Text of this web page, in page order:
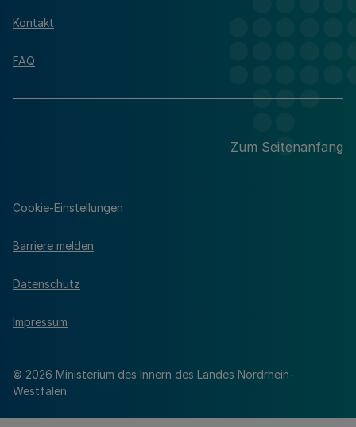
Kontakt
FAQ
Zum Seitenanfang
© 2026 Ministerium des Innern des Landes Nordrhein-
Westfalen
Cookie-Einstellungen
Barriere melden
Datenschutz
Impressum